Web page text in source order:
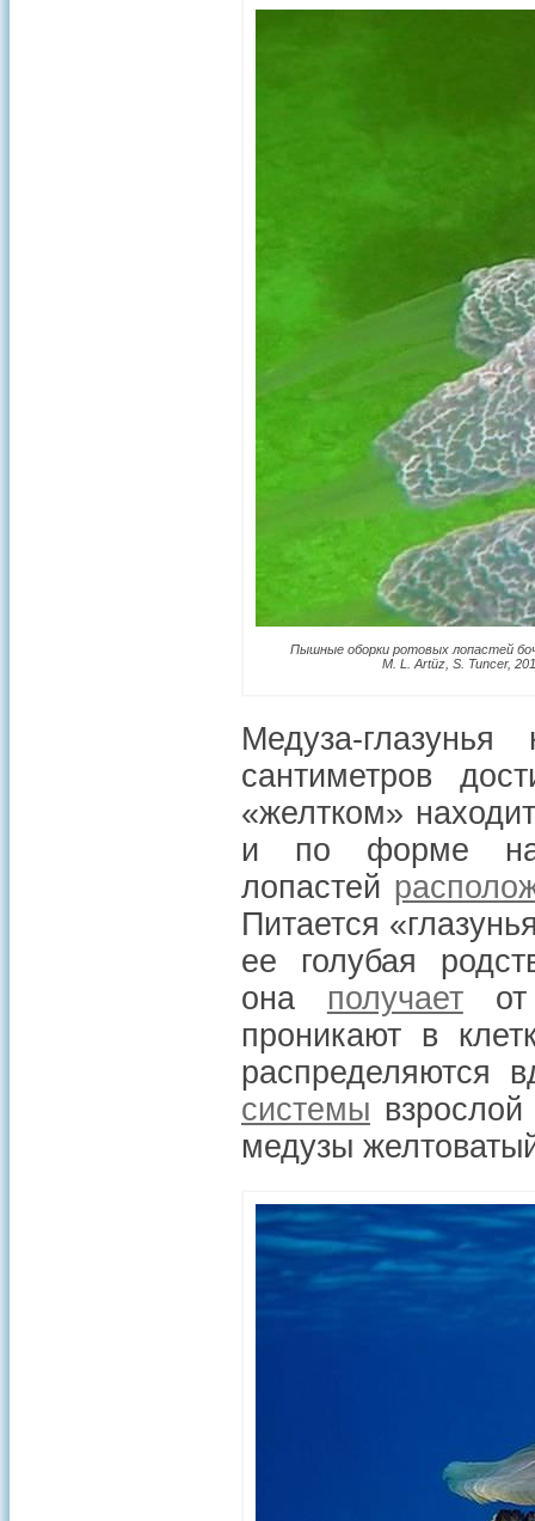
Пышные оборки ротовых лопастей
M. L. Artüz, S. Tuncer,
Медуза-
сантиметров
«желтком»
и по форме
лопастей
Питается
ее голубая
она получаетот
проникают в
распределяются
системы
медузы